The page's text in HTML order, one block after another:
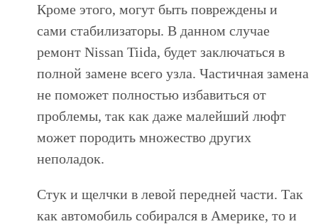
Кроме этого, могут быть повреждены и
сами стабилизаторы. В данном случае
ремонт Nissan Tiida, будет заключаться в
полной замене всего узла. Частичная замена
не поможет полностью избавиться от
проблемы, так как даже малейший люфт
может породить множество других
неполадок.
Стук и щелчки в левой передней части. Так
как автомобиль собирался в Америке, то и